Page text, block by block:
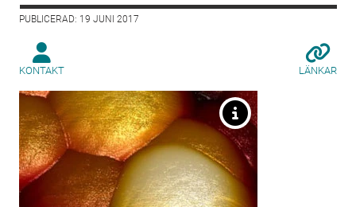
PUBLICERAD: 19 JUNI 2017
KONTAKT LÄNKAR